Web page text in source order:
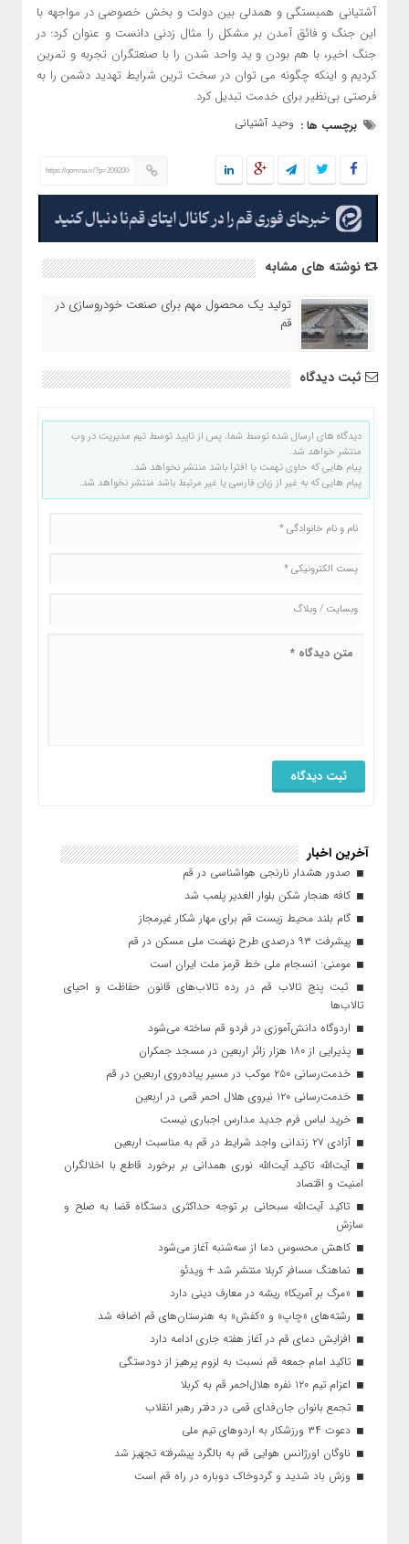
آشتیانی همبستگی و همدلی بین دولت و بخش خصوصی در مواجهه با
این جنگ و فائق آمدن بر مشکل را مثال زدنی دانست و عنوان کرد: در
جنگ اخیر، با هم بودن و ید واحد شدن را با صنعتگران تجربه و تمرین
کردیم و اینکه چگونه می توان در سخت ترین شرایط تهدید دشمن را به
فرصتی بی‌نظیر برای خدمت تبدیل کرد.
برچسب ها : وحید آشتیانی
https://qomna.ir/?p=209200
نوشته های مشابه
تولید یک محصول مهم برای صنعت خودروسازی در
قم
ثبت دیدگاه
دیدگاه های ارسال شده توسط شما، پس از تایید توسط تیم مدیریت در وب
منتشر خواهد شد.
پیام هایی که حاوی تهمت یا افترا باشد منتشر نخواهد شد.
پیام هایی که به غیر از زبان فارسی یا غیر مرتبط باشد منتشر نخواهد شد.
آخرین اخبار
صدور هشدار نارنجی هواشناسی در قم
کافه هنجار شکن بلوار الغدیر پلمب شد
گام بلند محیط زیست قم برای مهار شکار غیرمجاز
پیشرفت ۹۳ درصدی طرح نهضت ملی مسکن در قم
مومنی: انسجام ملی خط قرمز ملت ایران است
ثبت پنج تالاب قم در رده تالاب‌های قانون حفاظت و احیای
تالاب‌ها
اردوگاه دانش‌آموزی در فردو قم ساخته می‌شود
پذیرایی از ۱۸۰ هزار زائر اربعین در مسجد جمکران
خدمت‌رسانی ۲۵۰ موکب در مسیر پیاده‌روی اربعین در قم
خدمت‌رسانی ۱۲۰ نیروی هلال احمر قمی در اربعین
خرید لباس فرم جدید مدارس اجباری نیست
آزادی ۲۷ زندانی واجد شرایط در قم به مناسبت اربعین
آیت‌الله تاکید آیت‌الله نوری همدانی بر برخورد قاطع با اخلالگران
امنیت و اقتصاد
تاکید آیت‌الله‌ سبحانی بر توجه حداکثری دستگاه قضا به صلح و
سازش
کاهش محسوس دما از سه‌شنبه آغاز می‌شود
نماهنگ مسافر کربلا منتشر شد + ویدئو
«مرگ بر آمریکا» ریشه در معارف دینی دارد
رشته‌های «چاپ» و «کفش» به هنرستان‌های قم اضافه شد
افزایش دمای قم در آغاز هفته جاری ادامه دارد
تاکید امام جمعه قم نسبت به لزوم پرهیز از دودستگی
اعزام تیم ۱۲۰ نفره هلال‌احمر قم به کربلا
تجمع بانوان جان‌فدای قمی در دفتر رهبر انقلاب
دعوت ۳۴ ورزشکار به اردوهای تیم ملی
ناوگان اورژانس هوایی قم به بالگرد پیشرفته تجهیز شد
وزش باد شدید و گردوخاک دوباره در راه قم است